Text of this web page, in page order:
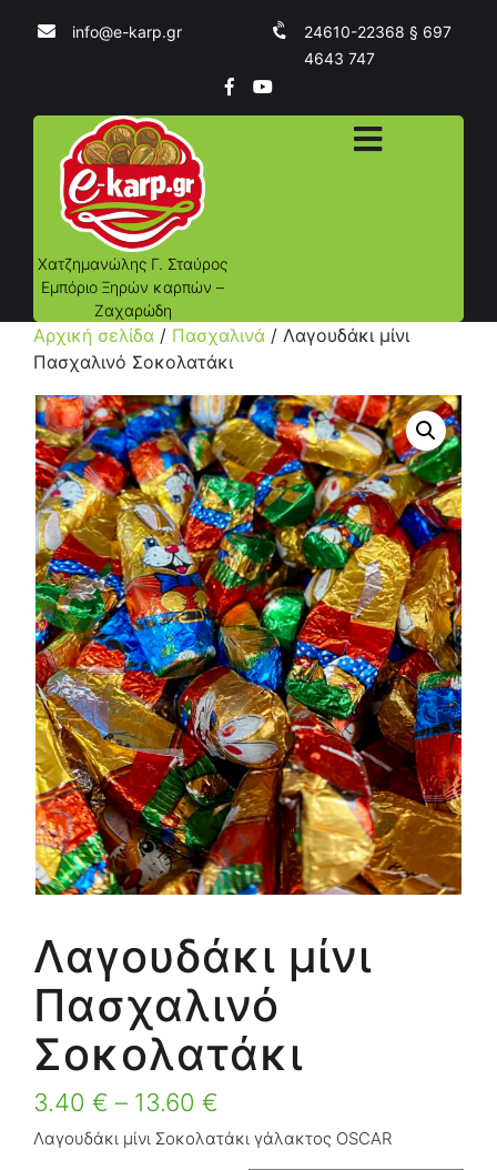
info@e-karp.gr
24610-22368 § 697
4643 747
Χατζημανώλης Γ. Σταύρος
Εμπόριο Ξηρών καρπών –
Ζαχαρώδη
Αρχική σελίδα / Πασχαλινά / Λαγουδάκι μίνι
Πασχαλινό Σοκολατάκι
Λαγουδάκι μίνι
Πασχαλινό
Σοκολατάκι
3.40 € – 13.60 €
Λαγουδάκι μίνι Σοκολατάκι γάλακτος OSCAR